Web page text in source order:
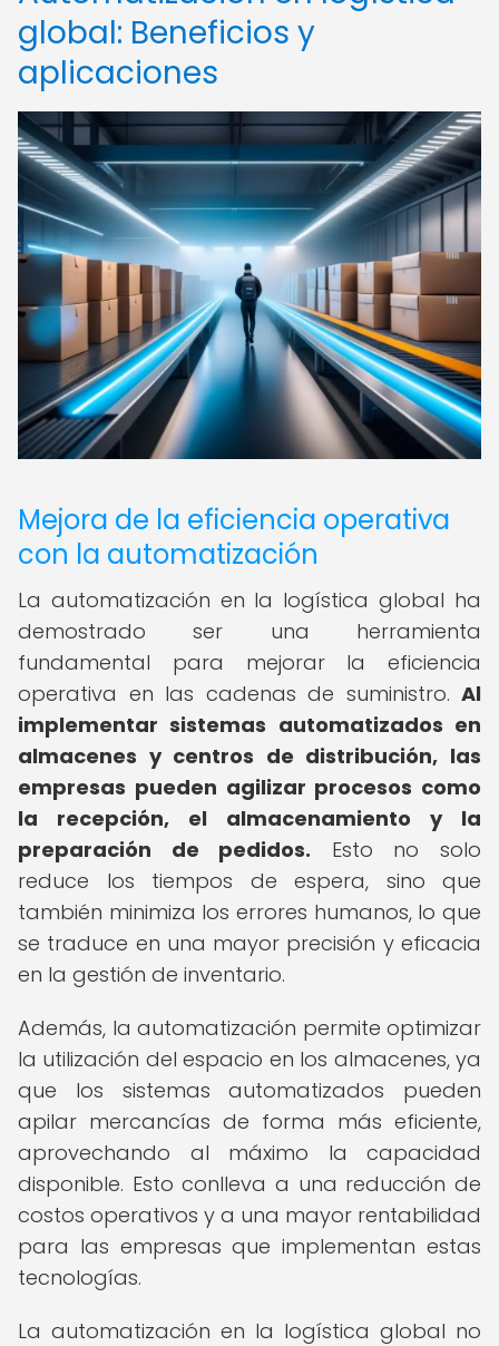
global: Beneficios y
aplicaciones
Mejora de la eficiencia operativa
con la automatización
La automatización en la logística global ha
demostrado ser una herramienta
fundamental para mejorar la eficiencia
operativa en las cadenas de suministro. Al
implementar sistemas automatizados en
almacenes y centros de distribución, las
empresas pueden agilizar procesos como
la recepción, el almacenamiento y la
preparación de pedidos. Esto no solo
reduce los tiempos de espera, sino que
también minimiza los errores humanos, lo que
se traduce en una mayor precisión y eficacia
en la gestión de inventario.
Además, la automatización permite optimizar
la utilización del espacio en los almacenes, ya
que los sistemas automatizados pueden
apilar mercancías de forma más eficiente,
aprovechando al máximo la capacidad
disponible. Esto conlleva a una reducción de
costos operativos y a una mayor rentabilidad
para las empresas que implementan estas
tecnologías.
La automatización en la logística global no